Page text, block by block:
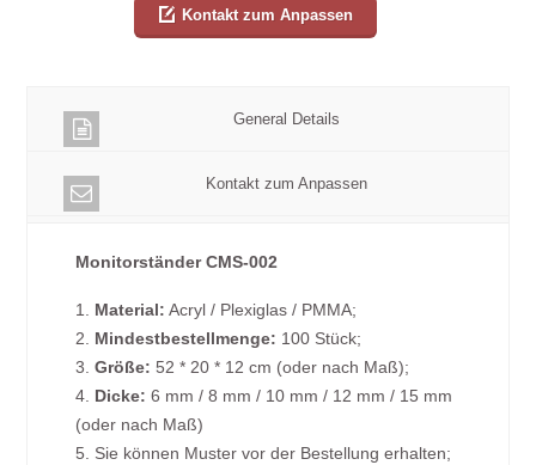
Kontakt zum Anpassen
General Details
Kontakt zum Anpassen
Monitorständer CMS-002
1. Material: Acryl / Plexiglas / PMMA;
2. Mindestbestellmenge: 100 Stück;
3.Größe: 52 * 20 * 12 cm (oder nach Maß);
4. Dicke: 6 mm / 8 mm / 10 mm / 12 mm / 15 mm
(oder nach Maß)
5. Sie können Muster vor der Bestellung erhalten;